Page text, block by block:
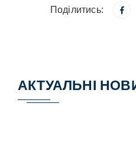
Поділитись:
АКТУАЛЬНІ